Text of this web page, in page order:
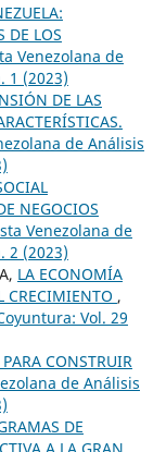
DE LOS
Venezolana de
1 (2023)
DE LAS
de Análisis
NEGOCIOS
Venezolana de
2 (2023)
LA ECONOMÍA
CRECIMIENTO ,
Vol. 29
CONSTRUIR
de Análisis
DE